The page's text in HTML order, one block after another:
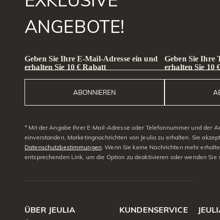
ANGEBOTE!
Geben Sie Ihre E-Mail-Adresse ein und
erhalten Sie 10 € Rabatt
ABONNIEREN
Geben Sie Ihre
erhalten Sie 10
* Mit der Angabe Ihrer E-Mail-Adresse oder Telefonnummer und der
einverstanden, Marketingnachrichten von Jeulia zu erhalten. Sie
Datenschutzbestimmungen. Wenn Sie keine Nachrichten mehr
entsprechenden Link, um die Option zu deaktivieren oder wenden Sie
ÜBER JEULIA KUNDENSERVICE